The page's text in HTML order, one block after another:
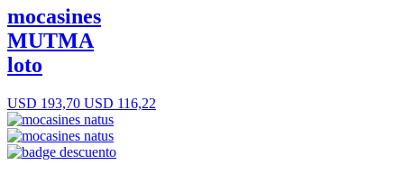
mocasines
MUTMA
loto
USD 193,70 USD 116,22